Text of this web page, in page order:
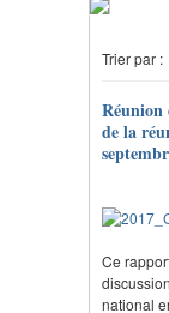
Trier par :
de la
Ce
national